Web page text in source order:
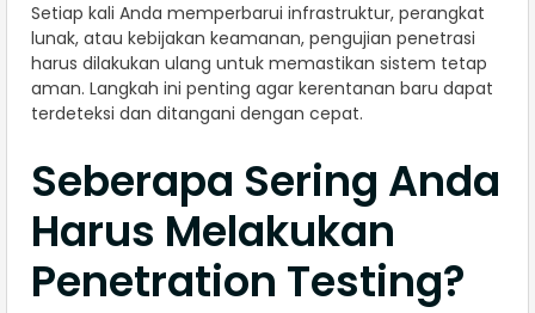
Setiap kali Anda memperbarui infrastruktur, perangkat
lunak, atau kebijakan keamanan, pengujian penetrasi
harus dilakukan ulang untuk memastikan sistem tetap
aman. Langkah ini penting agar kerentanan baru dapat
terdeteksi dan ditangani dengan cepat.
Seberapa Sering Anda
Harus Melakukan
Penetration Testing?